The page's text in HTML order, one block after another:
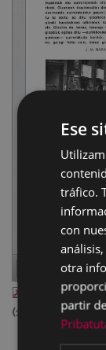
(13601184 bytes)
Ese
tráfico.
con
otra
partir